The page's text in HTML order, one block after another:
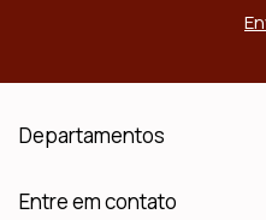
Departamentos
Entre em contato